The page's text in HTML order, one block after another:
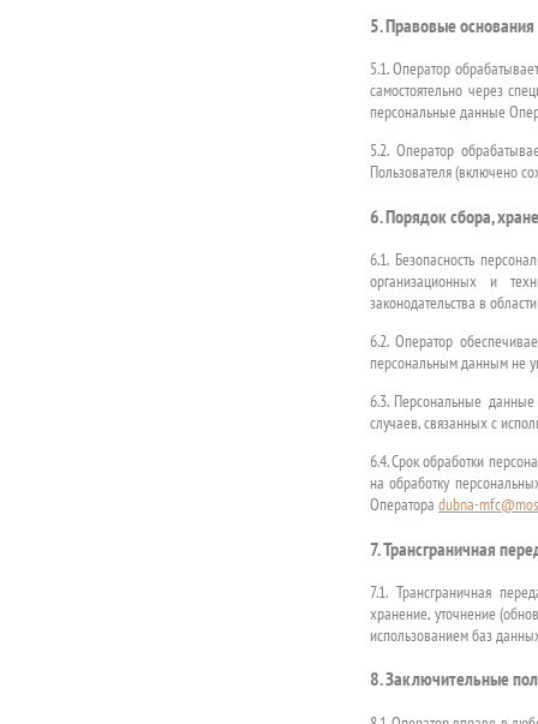
5. Правовые
5.1. Оператор
самостоятельно через
персональные данные
5.2. Оператор
Пользователя (включено
6. Порядок сбора,
6.1. Безопасность
организационных и
законодательства в
6.2. Оператор
персональным данным не
6.3. Персональные
случаев, связанных с
6.4. Срок обработки
на обработку
Оператора dubna-
7. Трансграничная
7.1. Трансграничная
хранение, уточнение
использованием баз
8. Заключительные